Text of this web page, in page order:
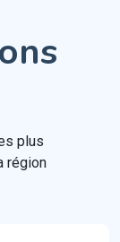
plus
région